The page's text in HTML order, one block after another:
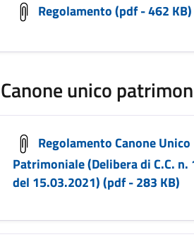
Regolamento (pdf - 462 KB)
Canone unico
Regolamento Canone Unico
Patrimoniale (Delibera di C.C. n.
del 15.03.2021) (pdf - 283 KB)